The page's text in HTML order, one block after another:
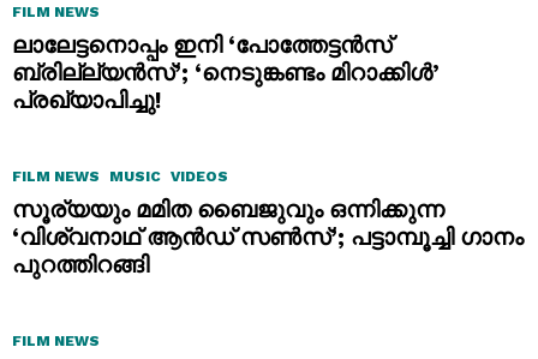
FILM NEWS
ലാലേട്ടനൊപ്പം ഇനി ‘പോത്തേട്ടൻസ്
ബ്രില്ല്യൻസ്’; ‘നെടുങ്കണ്ടം മിറാക്കിൾ’
പ്രഖ്യാപിച്ചു!
FILM NEWS MUSIC VIDEOS
സൂര്യയും മമിത ബൈജുവും ഒന്നിക്കുന്ന
‘വിശ്വനാഥ് ആൻഡ് സൺസ്’; പട്ടാമ്പൂച്ചി ഗാനം
പുറത്തിറങ്ങി
FILM NEWS